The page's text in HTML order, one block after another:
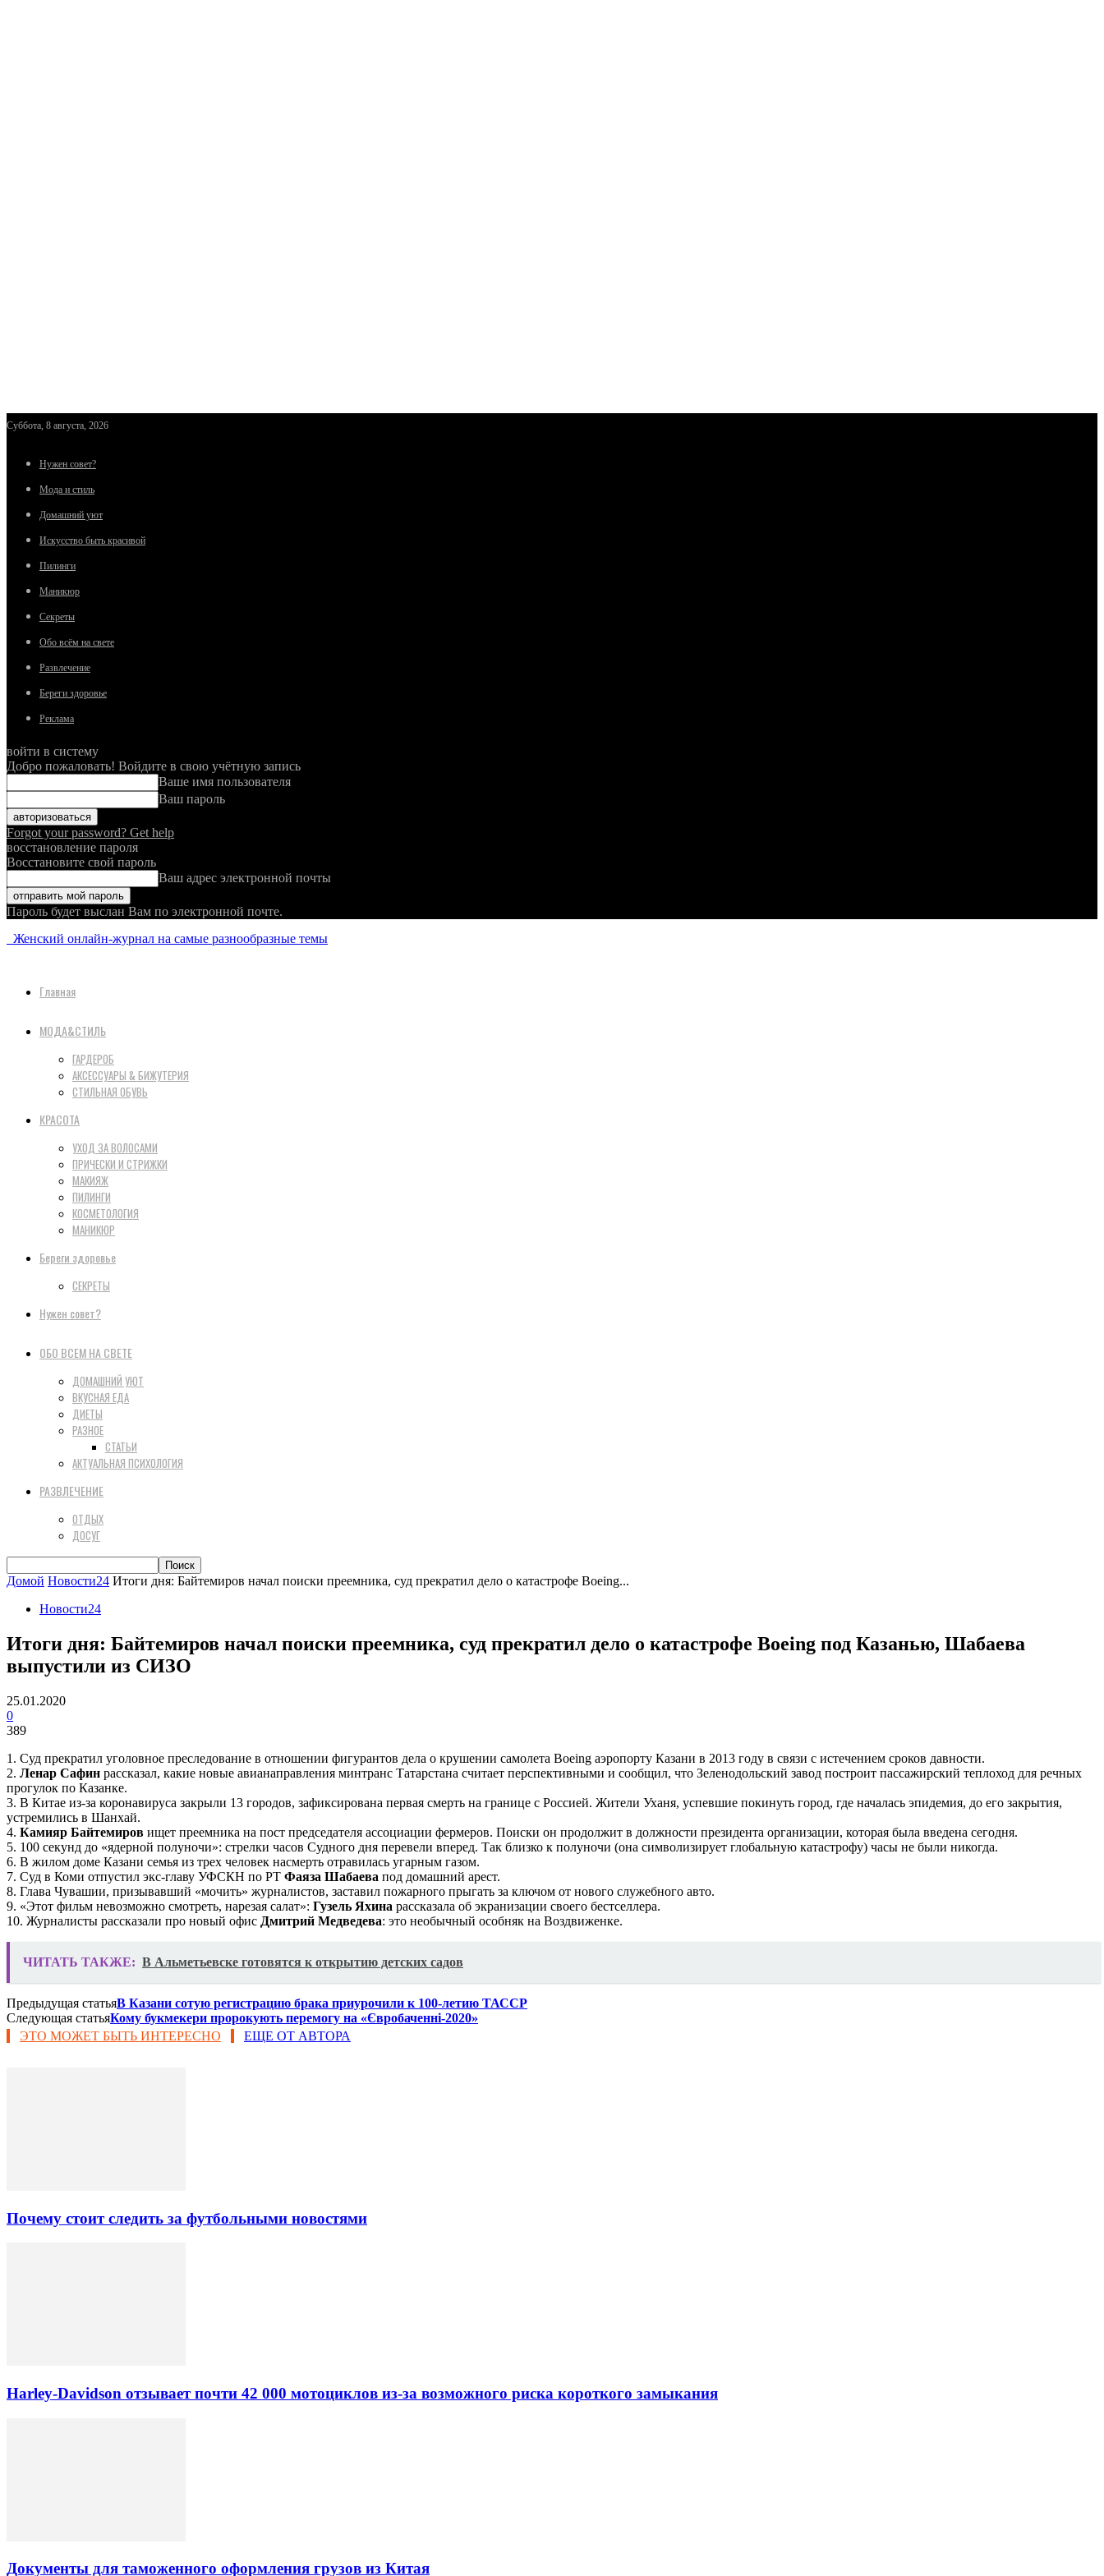
Суббота, 8 августа, 2026
Нужен совет?
Мода и стиль
Домашний уют
Искусство быть красивой
Пилинги
Маникюр
Секреты
Обо всём на свете
Развлечение
Береги здоровье
Реклама
войти в систему
Добро пожаловать! Войдите в свою учётную запись
Ваше имя пользователя
Ваш пароль
Forgot your password? Get help
восстановление пароля
Восстановите свой пароль
Ваш адрес электронной почты
Пароль будет выслан Вам по электронной почте.
Женский онлайн-журнал на самые разнообразные темы
Главная
МОДА&СТИЛЬ
ГАРДЕРОБ
АКСЕССУАРЫ & БИЖУТЕРИЯ
СТИЛЬНАЯ ОБУВЬ
КРАСОТА
УХОД ЗА ВОЛОСАМИ
ПРИЧЕСКИ И СТРИЖКИ
МАКИЯЖ
ПИЛИНГИ
КОСМЕТОЛОГИЯ
МАНИКЮР
Береги здоровье
СЕКРЕТЫ
Нужен совет?
ОБО ВСЕМ НА СВЕТЕ
ДОМАШНИЙ УЮТ
ВКУСНАЯ ЕДА
ДИЕТЫ
РАЗНОЕ
СТАТЬИ
АКТУАЛЬНАЯ ПСИХОЛОГИЯ
РАЗВЛЕЧЕНИЕ
ОТДЫХ
ДОСУГ
Домой Новости24 Итоги дня: Байтемиров начал поиски преемника, суд прекратил дело о катастрофе Boeing...
Новости24
Итоги дня: Байтемиров начал поиски преемника, суд прекратил дело о катастрофе Boeing под Казанью, Шабаева
выпустили из СИЗО
25.01.2020
0
389
1. Суд прекратил уголовное преследование в отношении фигурантов дела о крушении самолета Boeing аэропорту Казани в 2013 году в связи с истечением сроков давности.
2. Ленар Сафин рассказал, какие новые авианаправления минтранс Татарстана считает перспективными и сообщил, что Зеленодольский завод построит пассажирский теплоход для речных
прогулок по Казанке.
3. В Китае из-за коронавируса закрыли 13 городов, зафиксирована первая смерть на границе с Россией. Жители Уханя, успевшие покинуть город, где началась эпидемия, до его закрытия,
устремились в Шанхай.
4. Камияр Байтемиров ищет преемника на пост председателя ассоциации фермеров. Поиски он продолжит в должности президента организации, которая была введена сегодня.
5. 100 секунд до «ядерной полуночи»: стрелки часов Судного дня перевели вперед. Так близко к полуночи (она символизирует глобальную катастрофу) часы не были никогда.
6. В жилом доме Казани семья из трех человек насмерть отравилась угарным газом.
7. Суд в Коми отпустил экс-главу УФСКН по РТ Фаяза Шабаева под домашний арест.
8. Глава Чувашии, призывавший «мочить» журналистов, заставил пожарного прыгать за ключом от нового служебного авто.
9. «Этот фильм невозможно смотреть, нарезая салат»: Гузель Яхина рассказала об экранизации своего бестселлера.
10. Журналисты рассказали про новый офис Дмитрий Медведева: это необычный особняк на Воздвиженке.
ЧИТАТЬ ТАКЖЕ: В Альметьевске готовятся к открытию детских садов
Предыдущая статьяВ Казани сотую регистрацию брака приурочили к 100-летию ТАССР
Следующая статьяКому букмекери пророкують перемогу на «Євробаченні-2020»
ЭТО МОЖЕТ БЫТЬ ИНТЕРЕСНО
ЕЩЕ ОТ АВТОРА
Почему стоит следить за футбольными новостями
Harley-Davidson отзывает почти 42 000 мотоциклов из-за возможного риска короткого замыкания
Документы для таможенного оформления грузов из Китая